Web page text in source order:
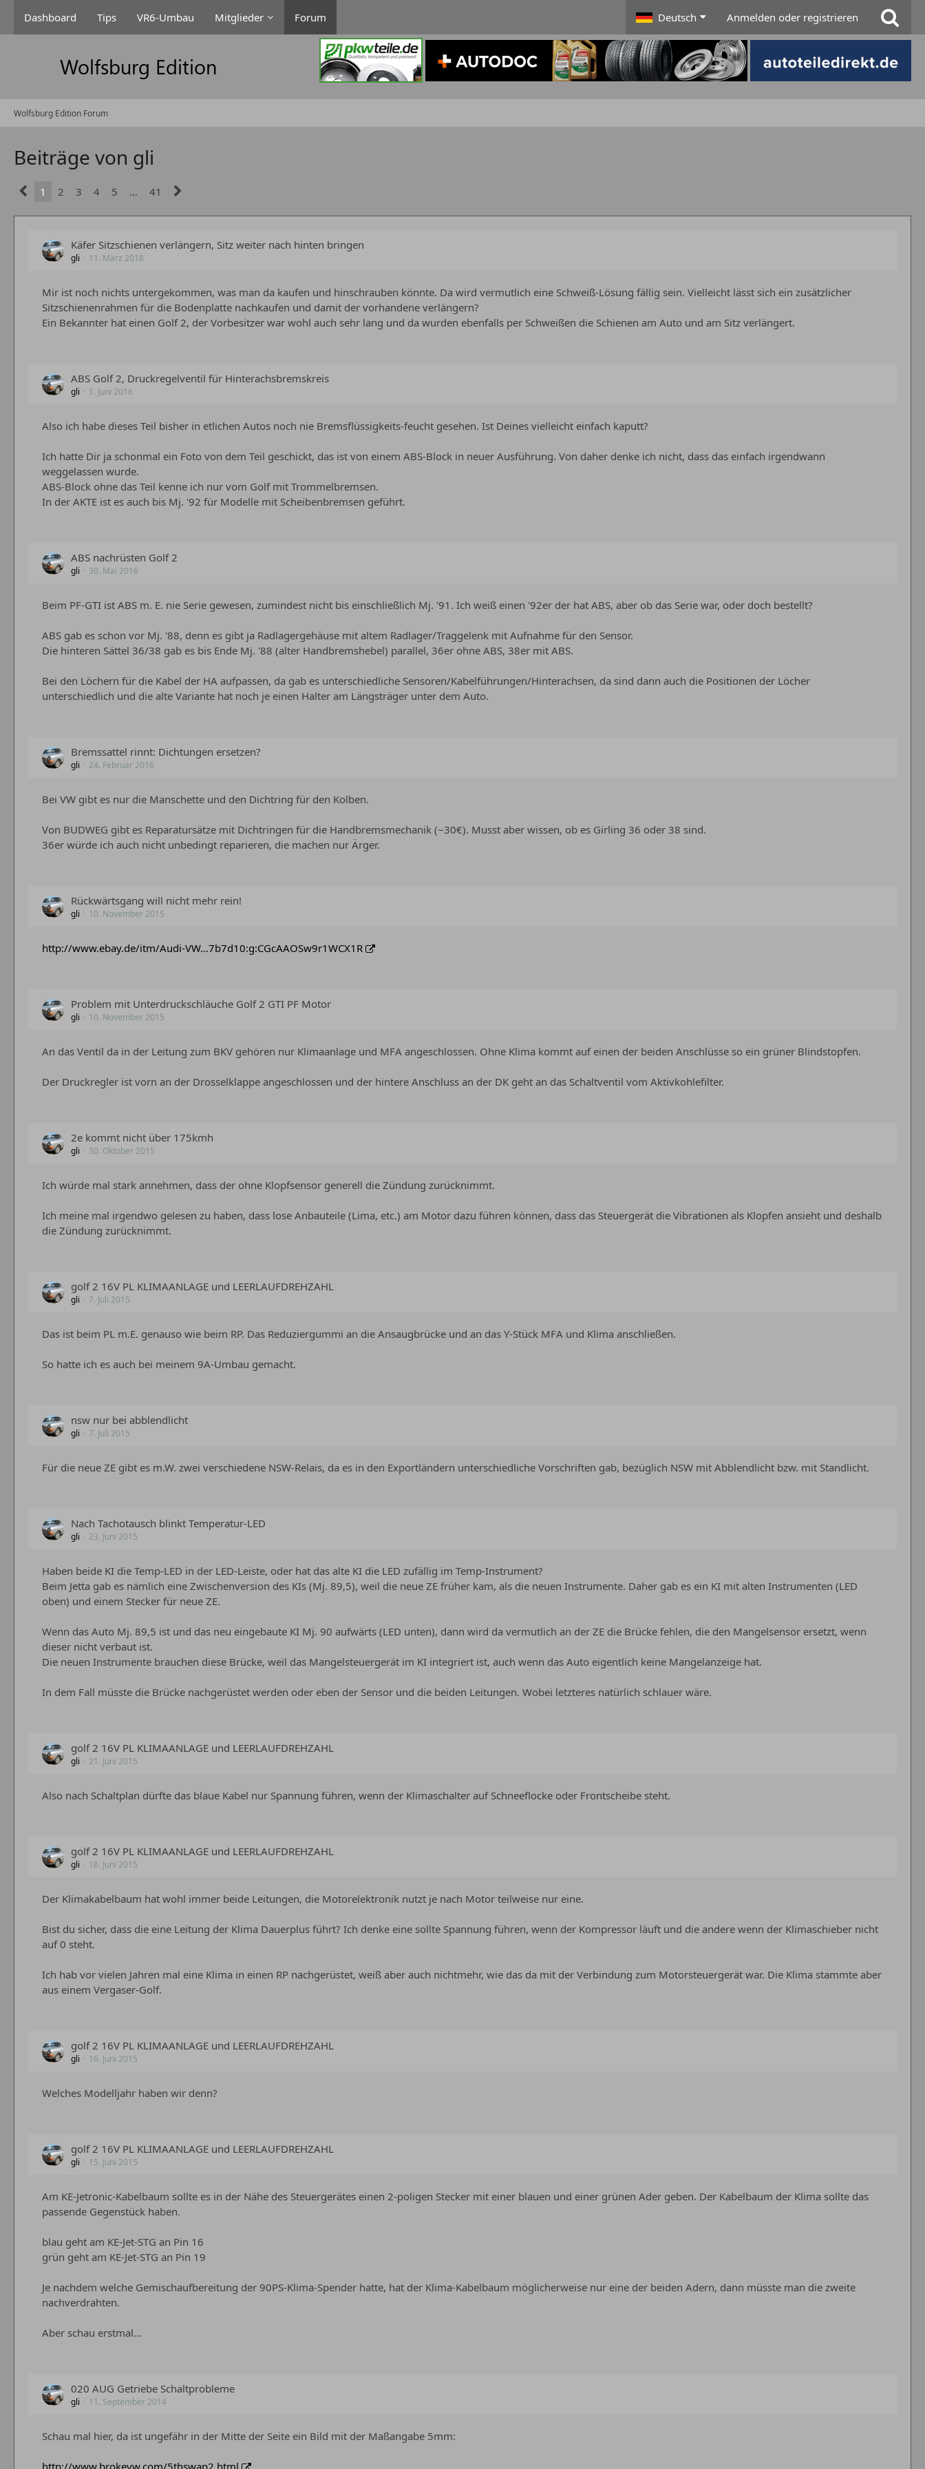
Dashboard Tips VR6-Umbau Mitglieder Forum Deutsch Anmelden oder registrieren
Wolfsburg Edition Forum
Beiträge von gli
1 2 3 4 5 … 41
Käfer Sitzschienen verlängern, Sitz weiter nach hinten bringen
gli 11. März 2018
Mir ist noch nichts untergekommen, was man da kaufen und hinschrauben könnte. Da wird vermutlich eine Schweiß-Lösung fällig sein. Vielleicht lässt sich ein zusätzlicher
Sitzschienenrahmen für die Bodenplatte nachkaufen und damit der vorhandene verlängern?
Ein Bekannter hat einen Golf 2, der Vorbesitzer war wohl auch sehr lang und da wurden ebenfalls per Schweißen die Schienen am Auto und am Sitz verlängert.
ABS Golf 2, Druckregelventil für Hinterachsbremskreis
gli 1. Juni 2016
Also ich habe dieses Teil bisher in etlichen Autos noch nie Bremsflüssigkeits-feucht gesehen. Ist Deines vielleicht einfach kaputt?
Ich hatte Dir ja schonmal ein Foto von dem Teil geschickt, das ist von einem ABS-Block in neuer Ausführung. Von daher denke ich nicht, dass das einfach irgendwann
weggelassen wurde.
ABS-Block ohne das Teil kenne ich nur vom Golf mit Trommelbremsen.
In der AKTE ist es auch bis Mj. '92 für Modelle mit Scheibenbremsen geführt.
ABS nachrüsten Golf 2
gli 30. Mai 2016
Beim PF-GTI ist ABS m. E. nie Serie gewesen, zumindest nicht bis einschließlich Mj. '91. Ich weiß einen '92er der hat ABS, aber ob das Serie war, oder doch bestellt?
ABS gab es schon vor Mj. '88, denn es gibt ja Radlagergehäuse mit altem Radlager/Traggelenk mit Aufnahme für den Sensor.
Die hinteren Sättel 36/38 gab es bis Ende Mj. '88 (alter Handbremshebel) parallel, 36er ohne ABS, 38er mit ABS.
Bei den Löchern für die Kabel der HA aufpassen, da gab es unterschiedliche Sensoren/Kabelführungen/Hinterachsen, da sind dann auch die Positionen der Löcher
unterschiedlich und die alte Variante hat noch je einen Halter am Längsträger unter dem Auto.
Bremssattel rinnt: Dichtungen ersetzen?
gli 24. Februar 2016
Bei VW gibt es nur die Manschette und den Dichtring für den Kolben.
Von BUDWEG gibt es Reparatursätze mit Dichtringen für die Handbremsmechanik (~30€). Musst aber wissen, ob es Girling 36 oder 38 sind.
36er würde ich auch nicht unbedingt reparieren, die machen nur Ärger.
Rückwärtsgang will nicht mehr rein!
gli 10. November 2015
http://www.ebay.de/itm/Audi-VW…7b7d10:g:CGcAAOSw9r1WCX1R
Problem mit Unterdruckschläuche Golf 2 GTI PF Motor
gli 10. November 2015
An das Ventil da in der Leitung zum BKV gehören nur Klimaanlage und MFA angeschlossen. Ohne Klima kommt auf einen der beiden Anschlüsse so ein grüner Blindstopfen.
Der Druckregler ist vorn an der Drosselklappe angeschlossen und der hintere Anschluss an der DK geht an das Schaltventil vom Aktivkohlefilter.
2e kommt nicht über 175kmh
gli 30. Oktober 2015
Ich würde mal stark annehmen, dass der ohne Klopfsensor generell die Zündung zurücknimmt.
Ich meine mal irgendwo gelesen zu haben, dass lose Anbauteile (Lima, etc.) am Motor dazu führen können, dass das Steuergerät die Vibrationen als Klopfen ansieht und deshalb
die Zündung zurücknimmt.
golf 2 16V PL KLIMAANLAGE und LEERLAUFDREHZAHL
gli 7. Juli 2015
Das ist beim PL m.E. genauso wie beim RP. Das Reduziergummi an die Ansaugbrücke und an das Y-Stück MFA und Klima anschließen.
So hatte ich es auch bei meinem 9A-Umbau gemacht.
nsw nur bei abblendlicht
gli 7. Juli 2015
Für die neue ZE gibt es m.W. zwei verschiedene NSW-Relais, da es in den Exportländern unterschiedliche Vorschriften gab, bezüglich NSW mit Abblendlicht bzw. mit Standlicht.
Nach Tachotausch blinkt Temperatur-LED
gli 23. Juni 2015
Haben beide KI die Temp-LED in der LED-Leiste, oder hat das alte KI die LED zufällig im Temp-Instrument?
Beim Jetta gab es nämlich eine Zwischenversion des KIs (Mj. 89,5), weil die neue ZE früher kam, als die neuen Instrumente. Daher gab es ein KI mit alten Instrumenten (LED
oben) und einem Stecker für neue ZE.
Wenn das Auto Mj. 89,5 ist und das neu eingebaute KI Mj. 90 aufwärts (LED unten), dann wird da vermutlich an der ZE die Brücke fehlen, die den Mangelsensor ersetzt, wenn
dieser nicht verbaut ist.
Die neuen Instrumente brauchen diese Brücke, weil das Mangelsteuergerät im KI integriert ist, auch wenn das Auto eigentlich keine Mangelanzeige hat.
In dem Fall müsste die Brücke nachgerüstet werden oder eben der Sensor und die beiden Leitungen. Wobei letzteres natürlich schlauer wäre.
golf 2 16V PL KLIMAANLAGE und LEERLAUFDREHZAHL
gli 21. Juni 2015
Also nach Schaltplan dürfte das blaue Kabel nur Spannung führen, wenn der Klimaschalter auf Schneeflocke oder Frontscheibe steht.
golf 2 16V PL KLIMAANLAGE und LEERLAUFDREHZAHL
gli 16. Juni 2015
Der Klimakabelbaum hat wohl immer beide Leitungen, die Motorelektronik nutzt je nach Motor teilweise nur eine.
Bist du sicher, dass die eine Leitung der Klima Dauerplus führt? Ich denke eine sollte Spannung führen, wenn der Kompressor läuft und die andere wenn der Klimaschieber nicht
auf 0 steht.
Ich hab vor vielen Jahren mal eine Klima in einen RP nachgerüstet, weiß aber auch nichtmehr, wie das da mit der Verbindung zum Motorsteuergerät war. Die Klima stammte aber
aus einem Vergaser-Golf.
golf 2 16V PL KLIMAANLAGE und LEERLAUFDREHZAHL
gli 16. Juni 2015
Welches Modelljahr haben wir denn?
golf 2 16V PL KLIMAANLAGE und LEERLAUFDREHZAHL
gli 15. Juni 2015
Am KE-Jetronic-Kabelbaum sollte es in der Nähe des Steuergerätes einen 2-poligen Stecker mit einer blauen und einer grünen Ader geben. Der Kabelbaum der Klima sollte das
passende Gegenstück haben.
blau geht am KE-Jet-STG an Pin 16
grün geht am KE-Jet-STG an Pin 19
Je nachdem welche Gemischaufbereitung der 90PS-Klima-Spender hatte, hat der Klima-Kabelbaum möglicherweise nur eine der beiden Adern, dann müsste man die zweite
nachverdrahten.
Aber schau erstmal...
020 AUG Getriebe Schaltprobleme
gli 11. September 2014
Schau mal hier, da ist ungefähr in der Mitte der Seite ein Bild mit der Maßangabe 5mm:
http://www.brokevw.com/5thswap2.html